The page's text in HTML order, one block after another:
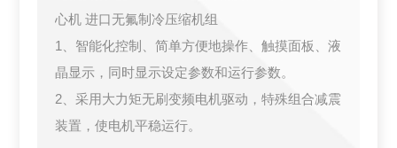
心机 进口无氟制冷压缩机组
1、智能化控制、简单方便地操作、触摸面板、液
晶显示，同时显示设定参数和运行参数。
2、采用大力矩无刷变频电机驱动，特殊组合减震
装置，使电机平稳运行。